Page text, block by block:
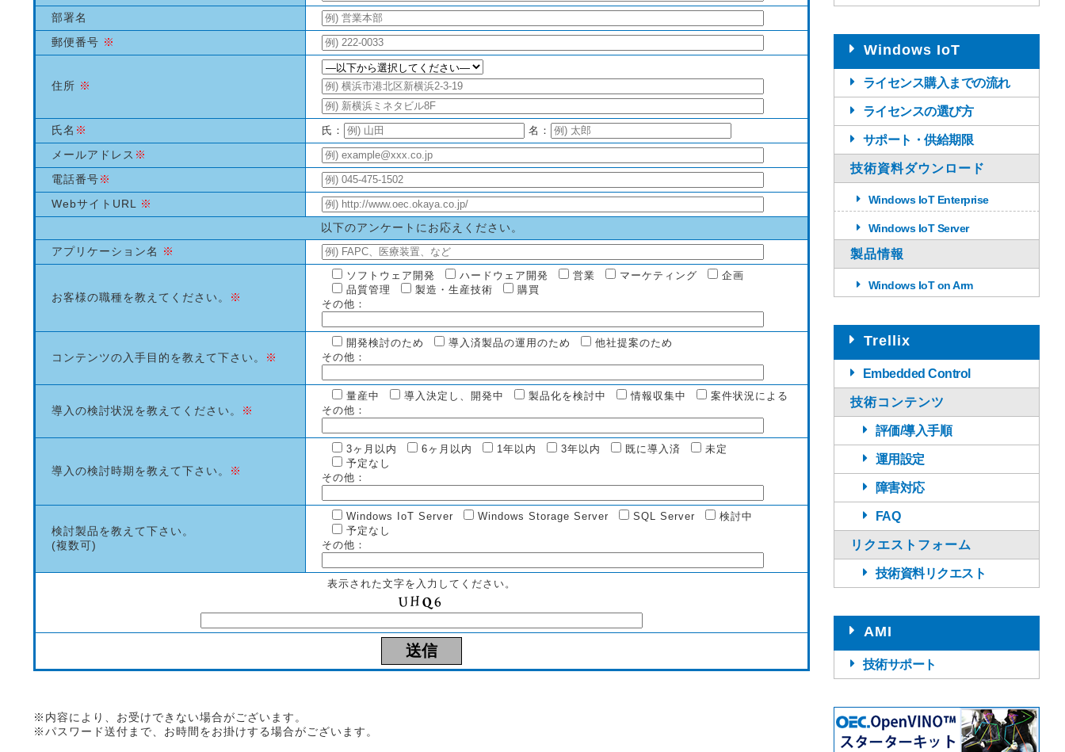
部署名
郵便番号 ※
住所 ※
氏名 ※ 氏： 名：
メールアドレス ※
電話番号※
WebサイトURL
※
以下のアンケートにお応えください。
アプリケーション名
※
お客様の職種を教えてください。 ※
ソフトウェア開発 ハードウェア開発 営業 マーケティング
企画
品質管理
製造・生産技術
購買
その他：
コンテンツの入手目的を教えて下さい。 ※
開発検討のため 導入済製品の運用のため
他社提案のため
その他：
導入の検討状況を教えてください。 ※
量産中 導入決定し、開発中 製品化を検討中 情報収集中
案件状況による
その他：
導入の検討時期を教えて下さい。 ※
3ヶ月以内 6ヶ月以内 1年以内 3年以内 既に導入済
未定
予定なし
その他：
検討製品を教えて下さい。
(複数可)
Windows IoT Server Windows Storage Server SQL Server
検討中
予定なし
その他：
表示された文字を入力してください。
※内容により、お受けできない場合がございます。
※パスワード送付まで、お時間をお掛けする場合がございます。
Windows IoT
ライセンス購入までの流れ
ライセンスの選び方
サポート・供給期限
技術資料ダウンロード
Windows IoT Enterprise
Windows IoT Server
製品情報
Windows IoT on Arm
Trellix
Embedded Control
技術コンテンツ
評価/導入手順
運用設定
障害対応
FAQ
リクエストフォーム
技術資料リクエスト
AMI
技術サポート